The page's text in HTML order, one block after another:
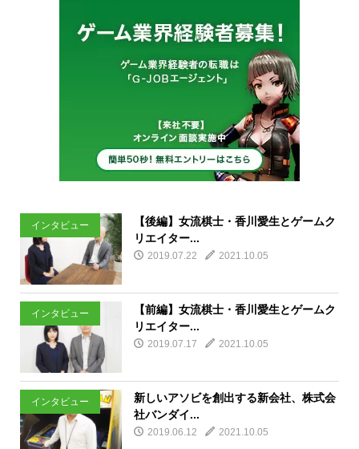
インタビュー
【後編】女流棋士・香川愛生とゲームク
リエイター...
2019.07.22 2021.10.05
インタビュー
【前編】女流棋士・香川愛生とゲームク
リエイター...
2019.07.17 2021.10.05
インタビュー
新しいアソビを創出する新会社、株式会
社バンダイ...
2019.06.12 2021.10.05